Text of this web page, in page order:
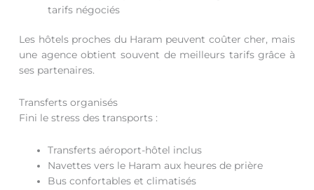
tarifs négociés
Les hôtels proches du Haram peuvent coûter cher, mais
une agence obtient souvent de meilleurs tarifs grâce à
ses partenaires.
Transferts organisés
Fini le stress des transports :
Transferts aéroport-hôtel inclus
Navettes vers le Haram aux heures de prière
Bus confortables et climatisés